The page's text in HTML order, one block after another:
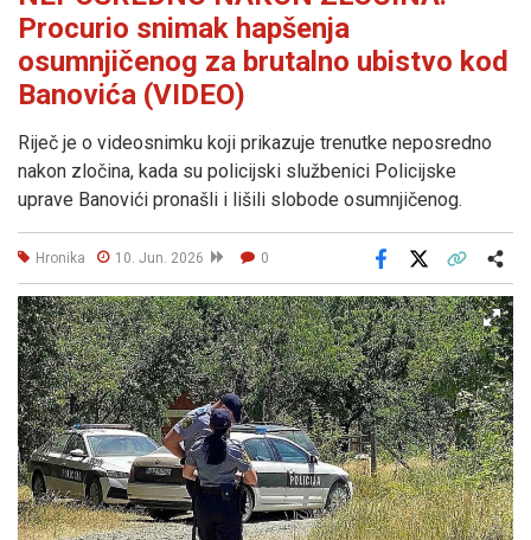
Procurio snimak hapšenja
osumnjičenog za brutalno ubistvo kod
Banovića (VIDEO)
Riječ je o videosnimku koji prikazuje trenutke neposredno
nakon zločina, kada su policijski službenici Policijske
uprave Banovići pronašli i lišili slobode osumnjičenog.
Hronika 10. Jun. 2026 0
Facebook